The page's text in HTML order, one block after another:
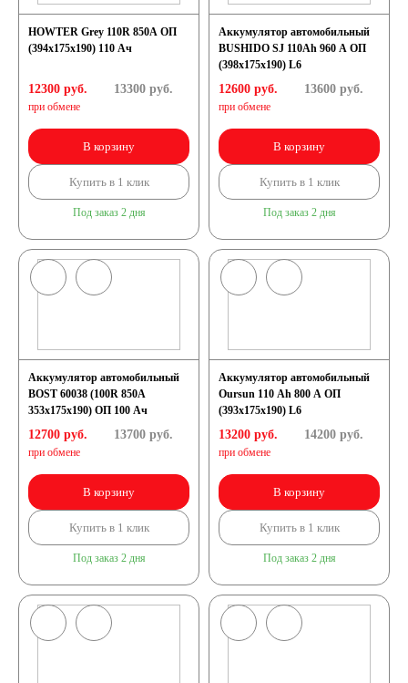
HOWTER Grey 110R 850A ОП
(394x175x190) 110 Ач
12300 руб.
при обмене
13300руб.
В корзину
Купить в 1 клик
Под заказ 2 дня
Аккумулятор автомобильный
BUSHIDO SJ 110Ah 960 A ОП
(398x175x190) L6
12600 руб.
при обмене
13600руб.
В корзину
Купить в 1 клик
Под заказ 2 дня
Аккумулятор автомобильный
BOST 60038 (100R 850A
353x175x190) ОП 100 Ач
12700 руб.
при обмене
13700руб.
В корзину
Купить в 1 клик
Под заказ 2 дня
Аккумулятор автомобильный
Oursun 110 Ah 800 A ОП
(393x175x190) L6
13200 руб.
при обмене
14200руб.
В корзину
Купить в 1 клик
Под заказ 2 дня